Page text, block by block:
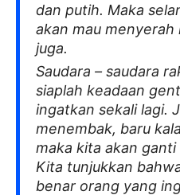
dan putih. Maka
akan mau menyerah
juga.
Saudara – saudara
siaplah keadaan
ingatkan sekali lagi.
menembak, baru
maka kita akan
Kita tunjukkan
benar orang yang